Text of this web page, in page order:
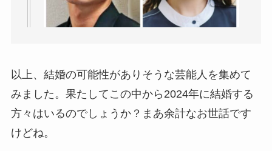
以上、結婚の可能性がありそうな芸能人を集めて
みました。果たしてこの中から2024年に結婚する
方々はいるのでしょうか？まあ余計なお世話です
けどね。